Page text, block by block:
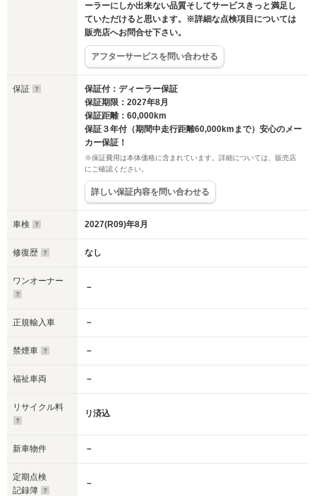
ーラーにしか出来ない品質そしてサービスきっと満足し
ていただけると思います。※詳細な点検項目については
販売店へお問合せ下さい。
アフターサービスを問い合わせる
保証
保証付：ディーラー保証
保証期限：2027年8月
保証距離：60,000km
保証３年付（期間中走行距離60,000kmまで）安心のメー
カー保証！
※保証費用は本体価格に含まれています。詳細については、販売店
にご確認ください。
詳しい保証内容を問い合わせる
車検 2027(R09)年8月
修復歴 なし
ワンオーナー
－
正規輸入車 －
禁煙車 －
福祉車両 －
リサイクル料
リ済込
新車物件 －
定期点検
記録簿
－